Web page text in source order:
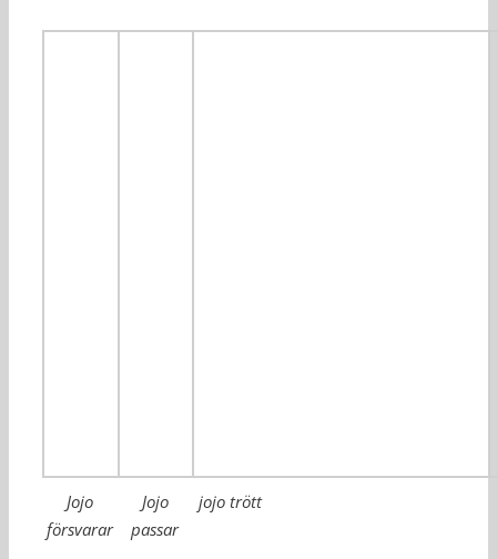
Jojo
försvarar
Jojo
passar
jojo trött